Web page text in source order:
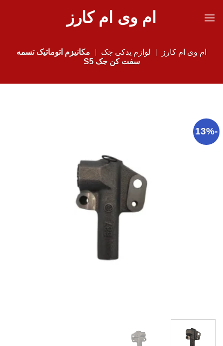
ام وی ام کارز
ام وی ام کارز لوازم یدکی جک
مکانیزم اتوماتیک تسمه
سفت کن جک S5
-13%